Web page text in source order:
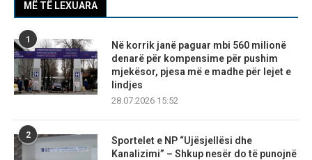
MË TË LEXUARA
1
Në korrik janë paguar mbi 560 milionë
denarë për kompensime për pushim
mjekësor, pjesa më e madhe për lejet e
lindjes
28.07.2026 15:52
2
Sportelet e NP “Ujësjellësi dhe
Kanalizimi” – Shkup nesër do të punojnë